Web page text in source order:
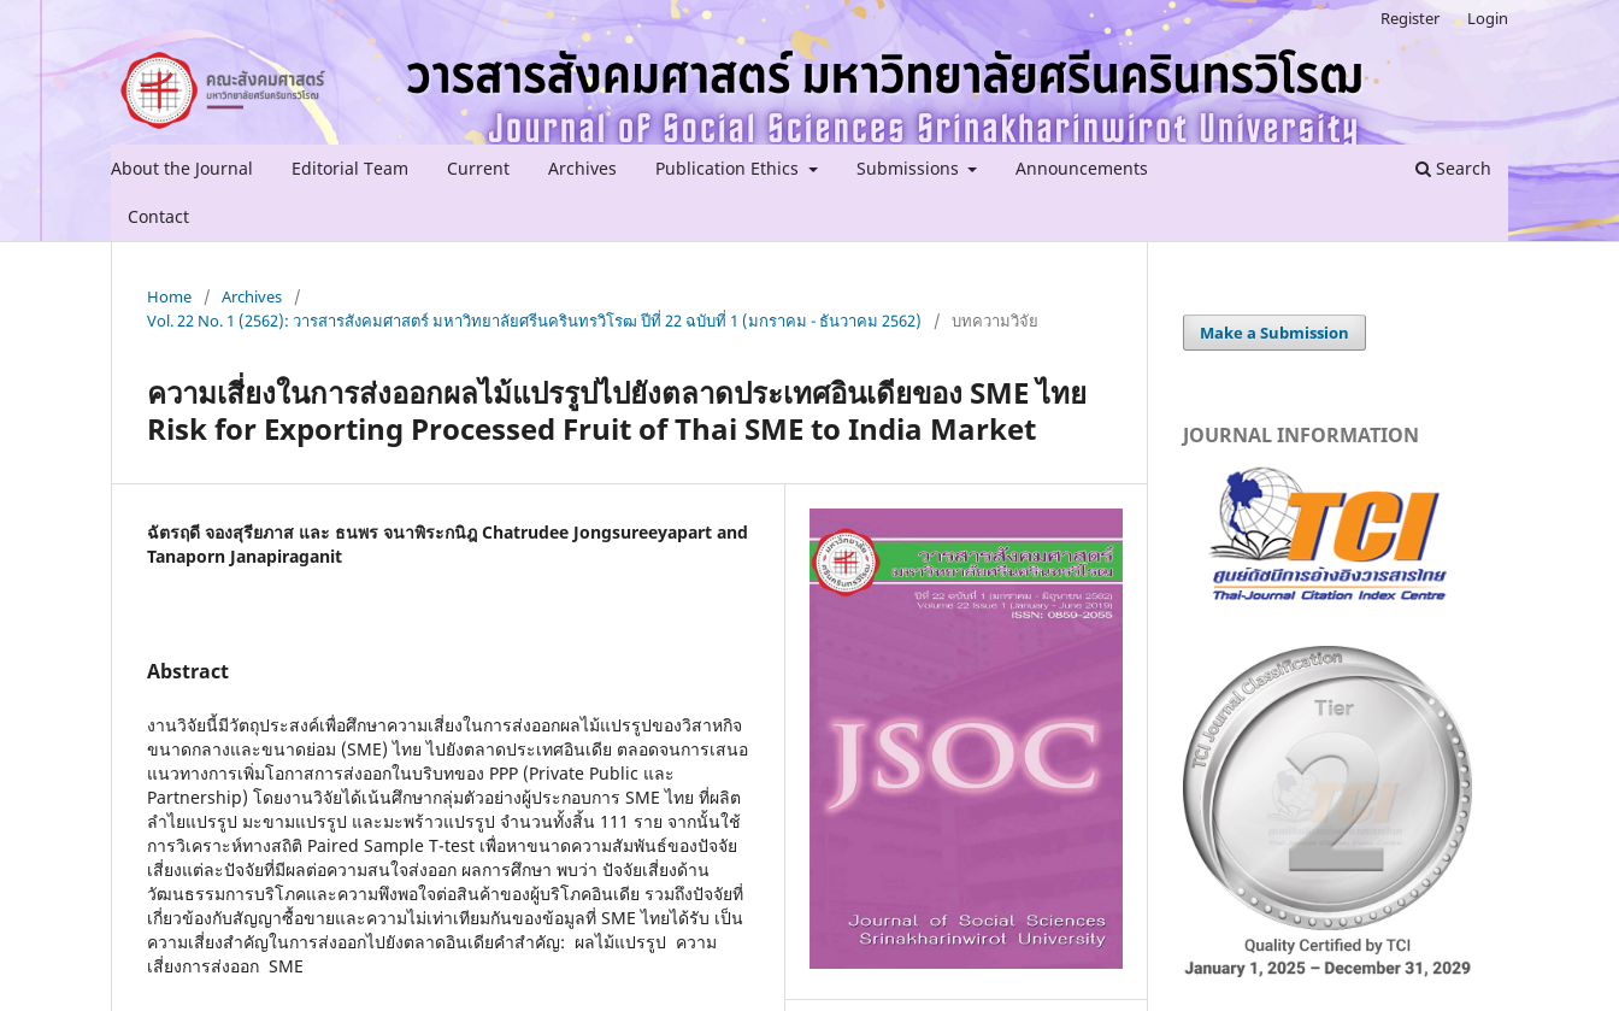
About the Journal Editorial Team Current Archives Publication Ethics Submissions Announcements
Contact
Search
Register Login
Home / Archives
/
Vol. 22 No. 1 (2562): วารสารสังคมศาสตร์ มหาวิทยาลัยศรีนครินทรวิโรฒ ปีที่ 22 ฉบับที่ 1 (มกราคม - ธันวาคม 2562)
/ บทความวิจัย
ความเสี่ยงในการส่งออกผลไม้แปรรูปไปยังตลาดประเทศอินเดียของ SME ไทย
Risk for Exporting Processed Fruit of Thai SME to India Market
ฉัตรฤดี จองสุรียภาส และ ธนพร จนาพิระกนิฎ Chatrudee Jongsureeyapart and
Tanaporn Janapiraganit
Abstract
งานวิจัยนี้มีวัตถุประสงค์เพื่อศึกษาความเสี่ยงในการส่งออกผลไม้แปรรูปของวิสาหกิจ
ขนาดกลางและขนาดย่อม (SME) ไทย ไปยังตลาดประเทศอินเดีย ตลอดจนการเสนอ
แนวทางการเพิ่มโอกาสการส่งออกในบริบทของ PPP (Private Public และ
Partnership) โดยงานวิจัยได้เน้นศึกษากลุ่มตัวอย่างผู้ประกอบการ SME ไทย ที่ผลิต
ลำไยแปรรูป มะขามแปรรูป และมะพร้าวแปรรูป จำนวนทั้งสิ้น 111 ราย จากนั้นใช้
การวิเคราะห์ทางสถิติ Paired Sample T-test เพื่อหาขนาดความสัมพันธ์ของปัจจัย
เสี่ยงแต่ละปัจจัยที่มีผลต่อความสนใจส่งออก ผลการศึกษา พบว่า ปัจจัยเสี่ยงด้าน
วัฒนธรรมการบริโภคและความพึงพอใจต่อสินค้าของผู้บริโภคอินเดีย รวมถึงปัจจัยที่
เกี่ยวข้องกับสัญญาซื้อขายและความไม่เท่าเทียมกันของข้อมูลที่ SME ไทยได้รับ เป็น
ความเสี่ยงสำคัญในการส่งออกไปยังตลาดอินเดียคำสำคัญ: ผลไม้แปรรูป ความ
เสี่ยงการส่งออก SME
Make a Submission
JOURNAL INFORMATION